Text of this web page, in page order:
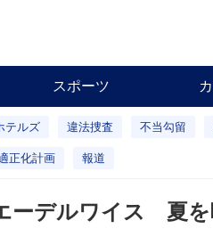
スポーツ
テルズ 違法捜査 不当勾留
正化計画 報道
ーデルワイス 夏